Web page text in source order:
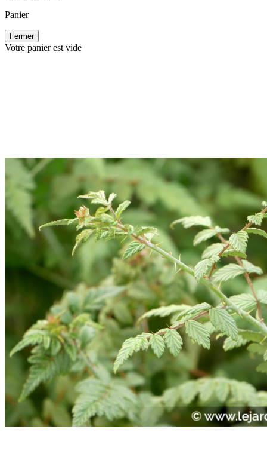
Panier
Fermer
Votre panier est vide